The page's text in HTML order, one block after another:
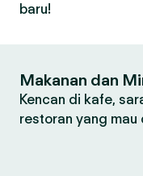
baru!
Makanan dan
Kencan di kafe,
restoran yang